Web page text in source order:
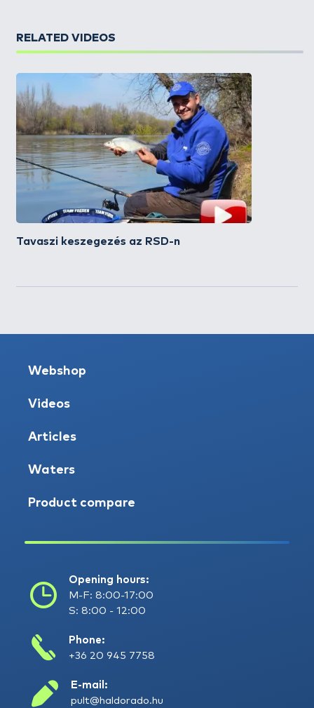
RELATED VIDEOS
Tavaszi keszegezés az RSD-n
Webshop
Videos
Articles
Waters
Product compare
Opening hours:
M-F: 8:00-17:00
S: 8:00 - 12:00
Phone:
+36 20 945 7758
E-mail:
pult@haldorado.hu